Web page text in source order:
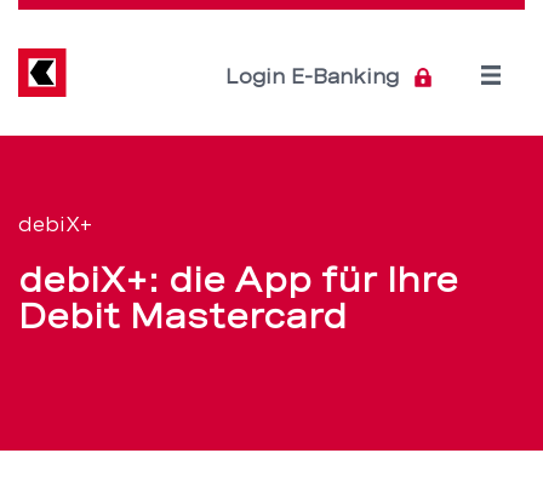
–
die
App
Direkt
Inhalt
Login E-Banking
Open
debiX+
debiX+: die App für Ihre
Debit Mastercard